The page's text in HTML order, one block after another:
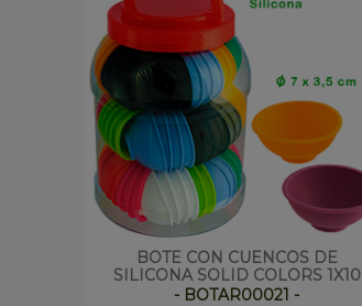
BOTE CON CUENCOS DE
SILICONA SOLID COLORS 1X10
- BOTAR00021 -